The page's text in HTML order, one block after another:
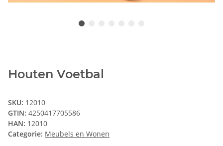
Houten Voetbal
SKU: 12010
GTIN: 4250417705586
HAN: 12010
Categorie: Meubels en Wonen